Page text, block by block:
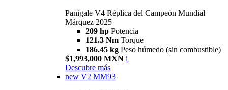
Panigale V4 Réplica del Campeón Mundial
Márquez 2025
209 hp Potencia
121.3 Nm Torque
186.45 kg Peso húmedo (sin combustible)
$1,993,000 MXN i
Descubre más
new V2 MM93